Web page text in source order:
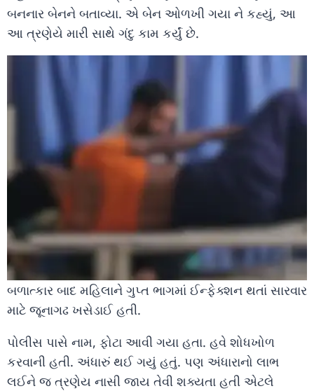
બનનાર બેનને બતાવ્યા. એ બેન ઓળખી ગયા ને કહ્યું, આ
આ ત્રણેયે મારી સાથે ગંદુ કામ કર્યું છે.
બળાત્કાર બાદ મહિલાને ગુપ્ત ભાગમાં ઈન્ફેક્શન થતાં સારવાર
માટે જૂનાગઢ ખસેડાઈ હતી.
પોલીસ પાસે નામ, ફોટા આવી ગયા હતા. હવે શોધખોળ
કરવાની હતી. અંધારું થઈ ગયું હતું. પણ અંધારાનો લાભ
લઈને જ ત્રણેય નાસી જાય તેવી શક્યતા હતી એટલે